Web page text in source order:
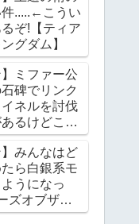
.....←こうい
ぞ!【ティア
グダム】
】ミファー公
碑でリンク
ネルを討伐
るけどこれ
【ティアー
グダム】
】みんなはど
ら白銀系モ
うになっ
ズオブザキ